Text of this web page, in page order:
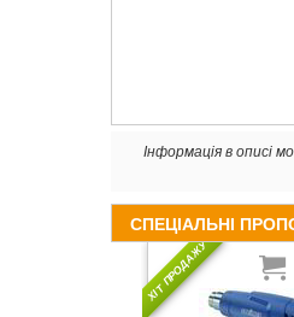
Інформація в описі
СПЕЦІАЛЬНІ
ХІТ ПРОДАЖУ